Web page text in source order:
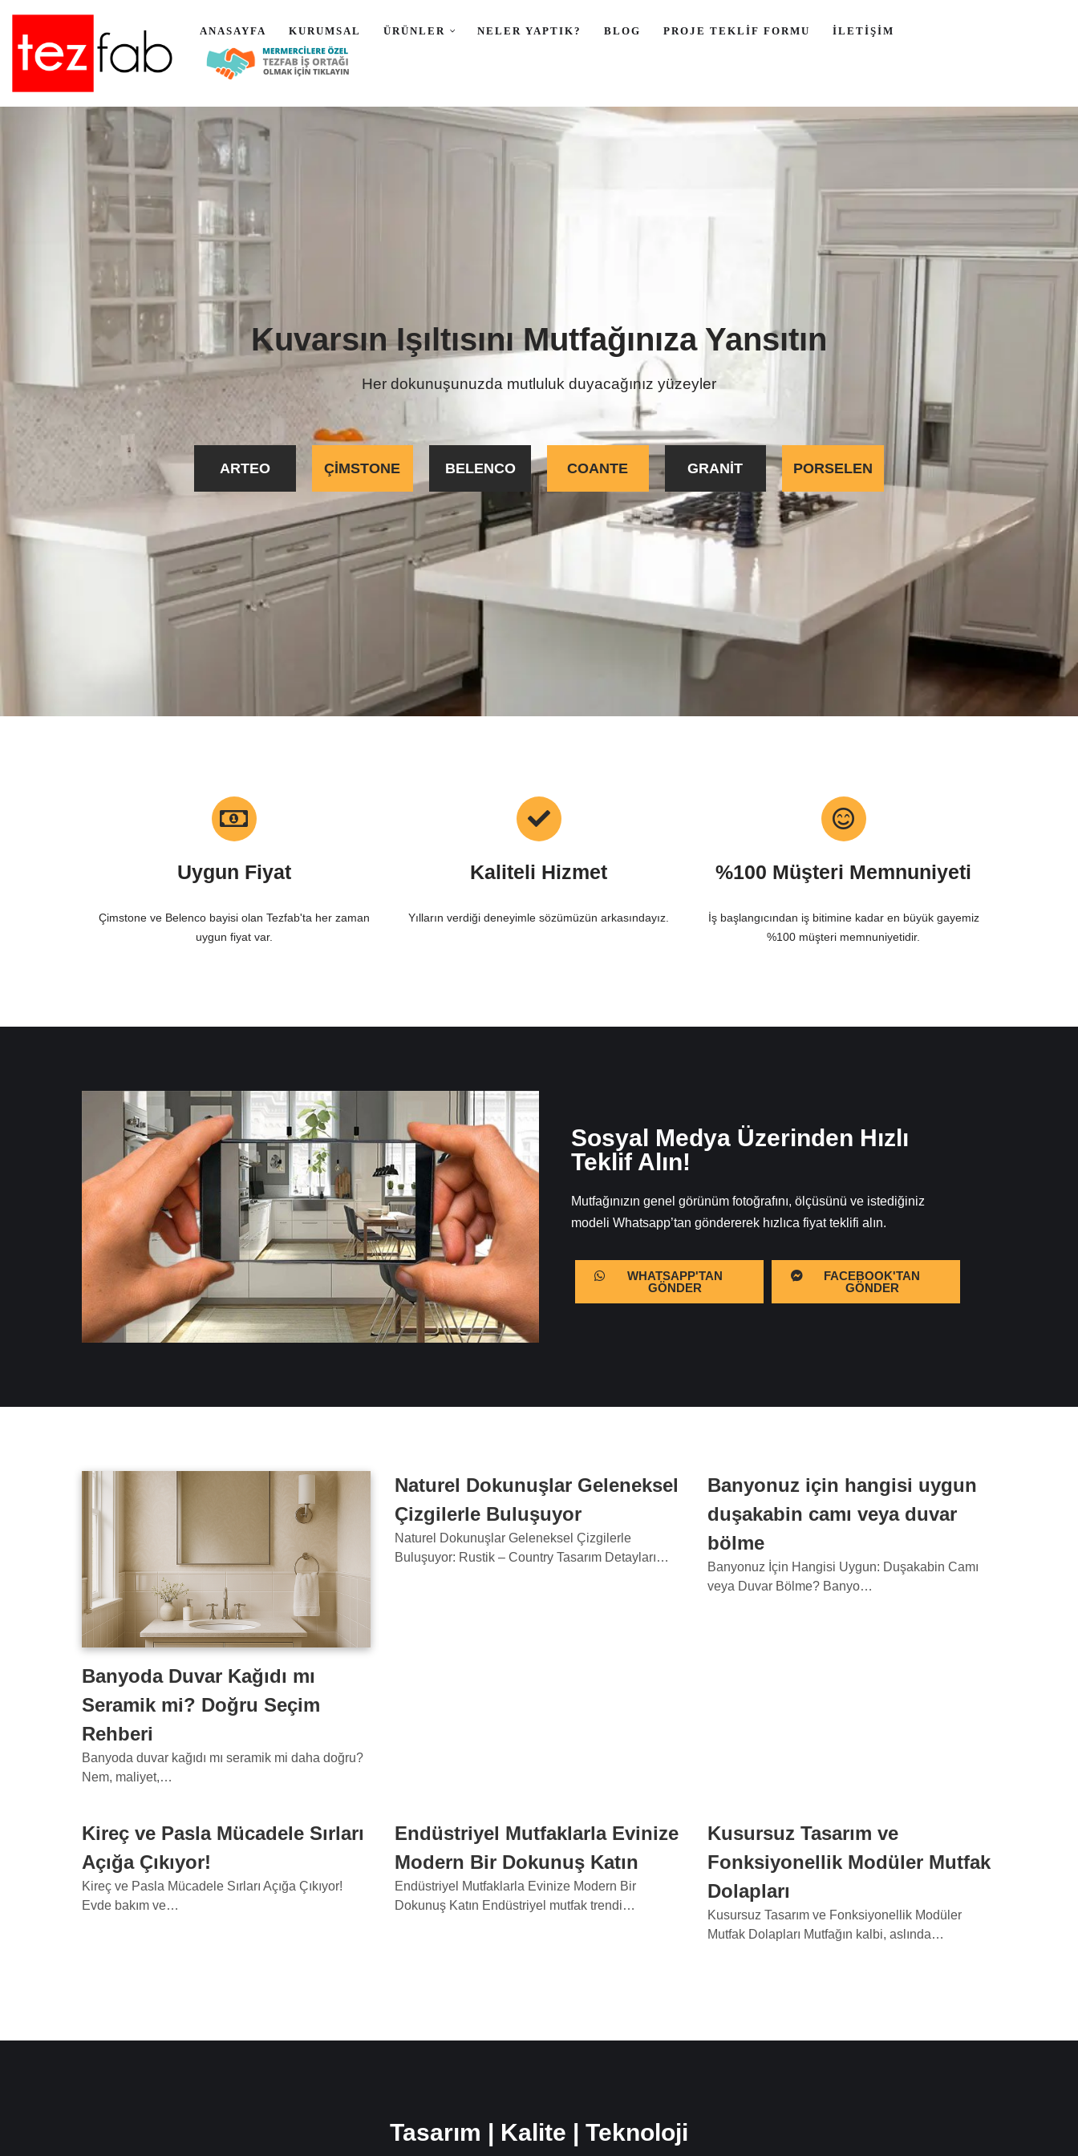
İçeriğe
ANASAYFA KURUMSAL ÜRÜNLER NELER YAPTIK? BLOG PROJE TEKLIF FORMU İLETIŞIM
Kuvarsın Işıltısını Mutfağınıza Yansıtın
Her dokunuşunuzda mutluluk duyacağınız yüzeyler
ARTEO ÇIMSTONE BELENCO COANTE GRANIT PORSELEN
Uygun Fiyat
Çimstone ve Belenco bayisi olan Tezfab'ta her zaman
uygun fiyat var.
Kaliteli Hizmet
Yılların verdiği deneyimle sözümüzün arkasındayız.
%100 Müşteri Memnuniyeti
İş başlangıcından iş bitimine kadar en büyük gayemiz
%100 müşteri memnuniyetidir.
Sosyal Medya Üzerinden Hızlı
Teklif Alın!
Mutfağınızın genel görünüm fotoğrafını, ölçüsünü ve istediğiniz
modeli Whatsapp’tan göndererek hızlıca fiyat teklifi alın.
WHATSAPP'TAN
GÖNDER
FACEBOOK'TAN
GÖNDER
Banyoda Duvar Kağıdı mı
Seramik mi? Doğru Seçim
Rehberi
Banyoda duvar kağıdı mı seramik mi daha doğru?
Nem, maliyet,…
Naturel Dokunuşlar Geleneksel
Çizgilerle Buluşuyor
Naturel Dokunuşlar Geleneksel Çizgilerle
Buluşuyor: Rustik – Country Tasarım Detayları…
Banyonuz için hangisi uygun
duşakabin camı veya duvar
bölme
Banyonuz İçin Hangisi Uygun: Duşakabin Camı
veya Duvar Bölme? Banyo…
Kireç ve Pasla Mücadele Sırları
Açığa Çıkıyor!
Kireç ve Pasla Mücadele Sırları Açığa Çıkıyor!
Evde bakım ve…
Endüstriyel Mutfaklarla Evinize
Modern Bir Dokunuş Katın
Endüstriyel Mutfaklarla Evinize Modern Bir
Dokunuş Katın Endüstriyel mutfak trendi…
Kusursuz Tasarım ve
Fonksiyonellik Modüler Mutfak
Dolapları
Kusursuz Tasarım ve Fonksiyonellik Modüler
Mutfak Dolapları Mutfağın kalbi, aslında…
Tasarım | Kalite | Teknoloji